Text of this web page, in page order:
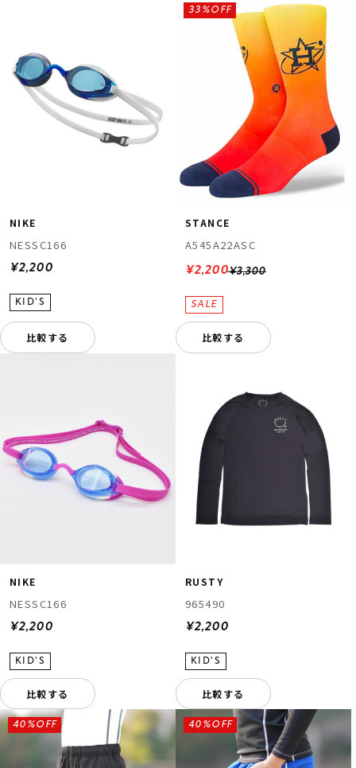
NIKE
NESSC166
¥2,200
比較する
STANCE
A545A22ASC
¥3,300
33%OFF
¥2,200
比較する
NIKE
NESSC166
¥2,200
比較する
RUSTY
965490
¥2,200
比較する
40%OFF 40%OFF